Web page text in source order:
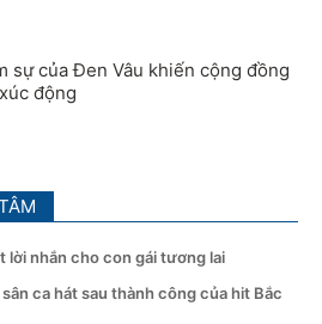
sự của Đen Vâu khiến cộng đồng
động
lời nhắn cho con gái tương lai
ca hát sau thành công của hit Bắc